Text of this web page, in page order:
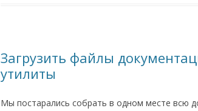
Загрузить файлы
утилиты
Мы постарались собрать в одном месте всю